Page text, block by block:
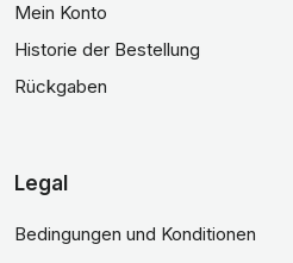
Mein Konto
Historie der Bestellung
Rückgaben
Legal
Bedingungen und Konditionen